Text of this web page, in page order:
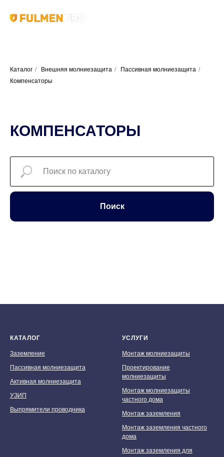
Каталог / Внешняя молниезащита / Пассивная молниезащита /
Компенсаторы
КОМПЕНСАТОРЫ
Поиск
КАТАЛОГ
Заземление
Пассивная молниезащита
Активная молниезащита
УЗИП
Выпрямители проводника
УСЛУГИ
Монтаж молниезащиты
Проектирование
молниезащиты
Монтаж молниезащиты
частного дома
Монтаж заземления
Монтаж заземления частного
дома
Монтаж заземления для